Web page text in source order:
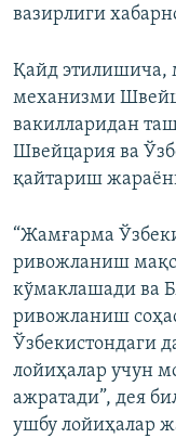
вазирлиги
Қайд этилишича,
механизми
вакилларидан
Швейцария ва
қайтариш
“Жамғарма
ривожланиш
кўмаклашади ва
ривожланиш
Ўзбекистондаги
лойиҳалар учун
ажратади”, дея
ушбу лойиҳалар